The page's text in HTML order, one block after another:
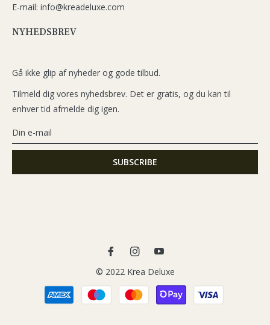
E-mail: info@kreadeluxe.com
NYHEDSBREV
Gå ikke glip af nyheder og gode tilbud.
Tilmeld dig vores nyhedsbrev. Det er gratis, og du kan til
enhver tid afmelde dig igen.
Ins
You
© 2022 Krea Deluxe